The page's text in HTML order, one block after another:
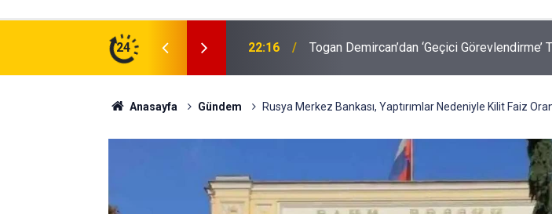
24 19:32 Sıcak Havalarda Ödem Şikayetini Hafife
Anasayfa Gündem Rusya Merkez Bankası, Yaptırımlar Nedeniyle Kilit Faiz